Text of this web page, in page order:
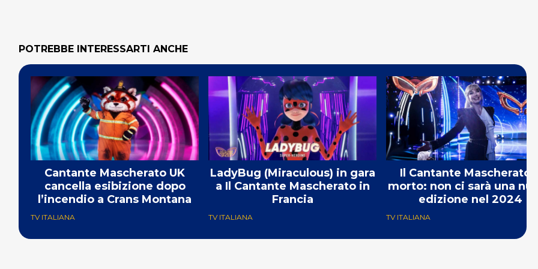
POTREBBE INTERESSARTI ANCHE
Cantante Mascherato UK
cancella esibizione dopo
l’incendio a Crans Montana
TV ITALIANA
LadyBug (Miraculous) in gara
a Il Cantante Mascherato in
Francia
TV ITALIANA
Il Cantante Mascherato è
morto: non ci sarà una
edizione nel 2024
TV ITALIANA